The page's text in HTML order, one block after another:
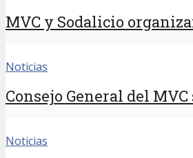
MVC y Sodalicio
Noticias
Consejo General del
Noticias